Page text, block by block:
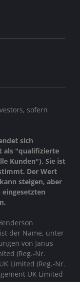
sofern
sich
als "qualifizierte
Kunden"). Sie ist
Der Wert
steigen, aber
eingesetzten
der Name, unter
von Janus
(Reg.-Nr.
Limited (Reg.-Nr.
UK Limited